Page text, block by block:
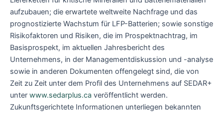
aufzubauen; die erwartete weltweite Nachfrage und das
prognostizierte Wachstum für LFP-Batterien; sowie sonstige
Risikofaktoren und Risiken, die im Prospektnachtrag, im
Basisprospekt, im aktuellen Jahresbericht des
Unternehmens, in der Managementdiskussion und -analyse
sowie in anderen Dokumenten offengelegt sind, die von
Zeit zu Zeit unter dem Profil des Unternehmens auf SEDAR+
unter www.sedarplus.ca veröffentlicht werden.
Zukunftsgerichtete Informationen unterliegen bekannten